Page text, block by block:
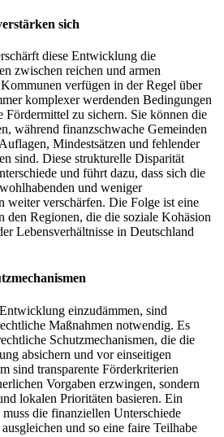
sich
diese Entwicklung die
zwischen reichen und armen
verfügen in der Regel über
komplexer werdenden Bedingungen
Fördermittel zu sichern. Sie können die
während finanzschwache Gemeinden
Mindestsätzen und fehlender
sind. Diese strukturelle Disparität
und führt dazu, dass sich die
und weniger
weiter verschärfen. Die Folge ist eine
den Regionen, die die soziale Kohäsion
Lebensverhältnisse in Deutschland
einzudämmen, sind
Maßnahmen notwendig. Es
Schutzmechanismen, die die
absichern und vor einseitigen
sind transparente Förderkriterien
Vorgaben erzwingen, sondern
lokalen Prioritäten basieren. Ein
die finanziellen Unterschiede
und so eine faire Teilhabe